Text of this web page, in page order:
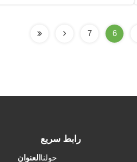
6
7
رابط سريع
حولنا العنوان